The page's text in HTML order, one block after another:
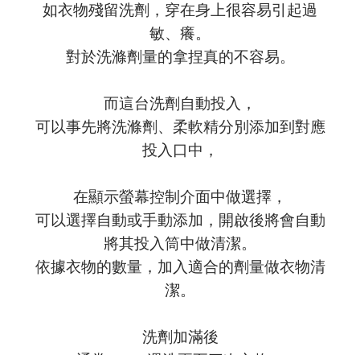
如衣物殘留洗劑，穿在身上很容易引起過
敏、癢。
對於洗滌劑量的拿捏真的不容易。
而這台洗劑自動投入，
可以事先將洗滌劑、柔軟精分別添加到對應
投入口中，
在顯示螢幕控制介面中做選擇，
可以選擇自動或手動添加，開啟後將會自動
將其投入筒中做清潔。
依據衣物的數量，加入適合的劑量做衣物清
潔。
洗劑加滿後